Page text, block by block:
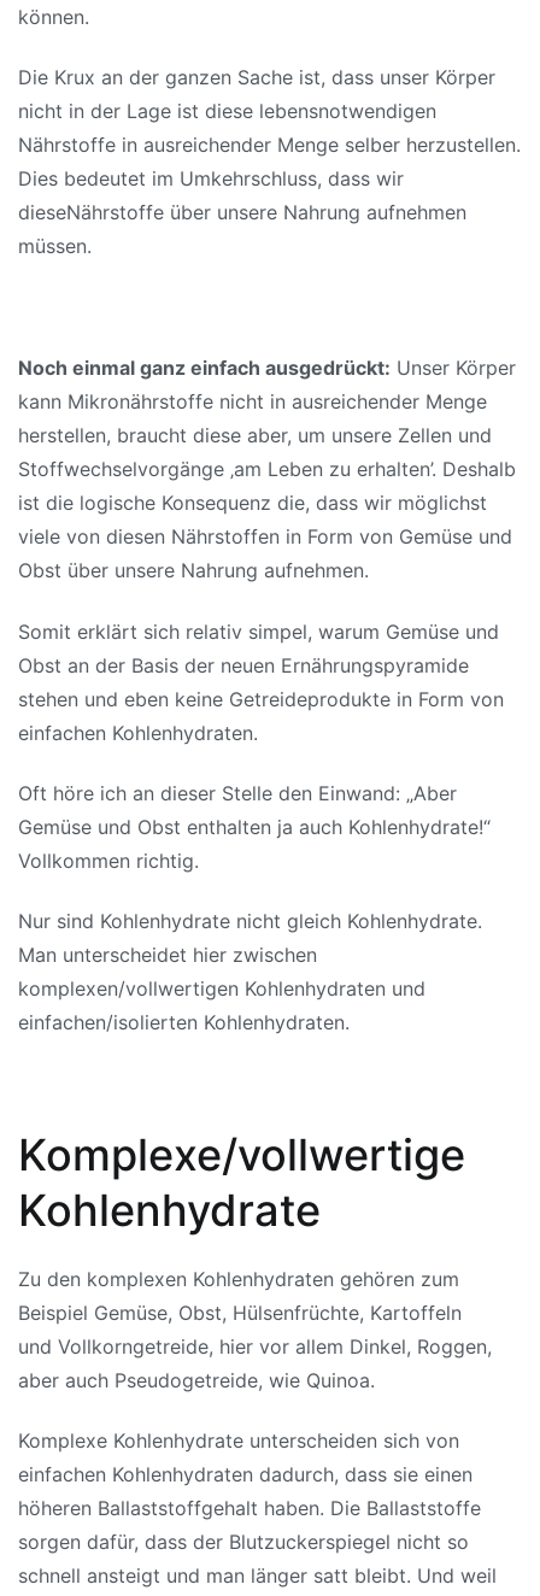
können.
Die Krux an der ganzen Sache ist, dass unser Körper
nicht in der Lage ist diese lebensnotwendigen
Nährstoffe in ausreichender Menge selber herzustellen.
Dies bedeutet im Umkehrschluss, dass wir
dieseNährstoffe über unsere Nahrung aufnehmen
müssen.
Noch einmal ganz einfach ausgedrückt: Unser Körper
kann Mikronährstoffe nicht in ausreichender Menge
herstellen, braucht diese aber, um unsere Zellen und
Stoffwechselvorgänge ‚am Leben zu erhalten’. Deshalb
ist die logische Konsequenz die, dass wir möglichst
viele von diesen Nährstoffen in Form von Gemüse und
Obst über unsere Nahrung aufnehmen.
Somit erklärt sich relativ simpel, warum Gemüse und
Obst an der Basis der neuen Ernährungspyramide
stehen und eben keine Getreideprodukte in Form von
einfachen Kohlenhydraten.
Oft höre ich an dieser Stelle den Einwand: „Aber
Gemüse und Obst enthalten ja auch Kohlenhydrate!“
Vollkommen richtig.
Nur sind Kohlenhydrate nicht gleich Kohlenhydrate.
Man unterscheidet hier zwischen
komplexen/vollwertigen Kohlenhydraten und
einfachen/isolierten Kohlenhydraten.
Komplexe/vollwertige
Kohlenhydrate
Zu den komplexen Kohlenhydraten gehören zum
Beispiel Gemüse, Obst, Hülsenfrüchte, Kartoffeln
und Vollkorngetreide, hier vor allem Dinkel, Roggen,
aber auch Pseudogetreide, wie Quinoa.
Komplexe Kohlenhydrate unterscheiden sich von
einfachen Kohlenhydraten dadurch, dass sie einen
höheren Ballaststoffgehalt haben. Die Ballaststoffe
sorgen dafür, dass der Blutzuckerspiegel nicht so
schnell ansteigt und man länger satt bleibt. Und weil